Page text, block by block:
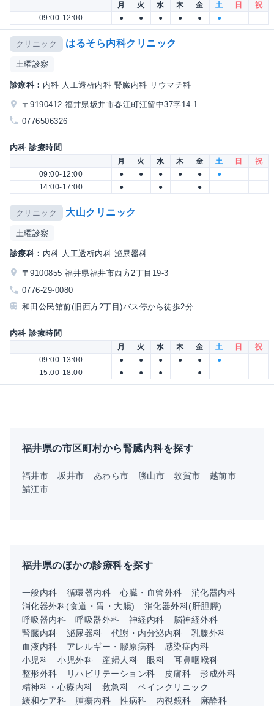
月 火 水 木 金 土 日
祝
09:00-12:00
● ● ● ● ● ●
クリニック はるそら内科クリニック
土曜診察
診療科： 内科 人工透析内科 腎臓内科 リウマチ科
〒9190412 福井県坂井市春江町江留中37字14-1
0776506326
内科 診療時間
月 火 水 木 金 土 日
祝
09:00-12:00
● ● ● ● ●
●
14:00-17:00
● ● ●
クリニック 大山クリニック
土曜診察
診療科： 内科 人工透析内科 泌尿器科
〒9100855 福井県福井市西方2丁目19-3
0776-29-0080
和田公民館前(旧西方2丁目)バス停から徒歩2分
内科 診療時間
月 火 水 木 金 土 日
祝
09:00-13:00
● ● ● ● ●
●
15:00-18:00
● ● ● ●
福井県の市区町村から腎臓内科を探す
福井市 坂井市 あわら市 勝山市 敦賀市
越前市
鯖江市
福井県のほかの診療科を探す
一般内科 循環器内科 心臓・血管外科
消化器内科
消化器外科(食道・胃・大腸)
消化器外科(肝胆膵)
呼吸器内科
呼吸器外科 神経内科
脳神経外科
腎臓内科
泌尿器科 代謝・内分泌内科
乳腺外科
血液内科
アレルギー・膠原病科
感染症内科
小児科
小児外科 産婦人科 眼科
耳鼻咽喉科
整形外科
リハビリテーション科 皮膚科
形成外科
精神科・心療内科
救急科
ペインクリニック
緩和ケア科
腫瘍内科 性病科 内視鏡科
麻酔科